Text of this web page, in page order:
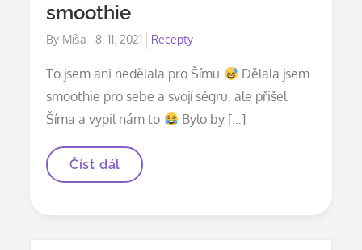
smoothie
By Míša
Posted
8. 11. 2021 Recepty
To jsem ani nedělala pro Šímu
Dělala jsem
smoothie pro sebe a svojí ségru, ale přišel
Šíma a vypil nám to
Bylo by […]
Jahodovo-
banánové
Číst dál